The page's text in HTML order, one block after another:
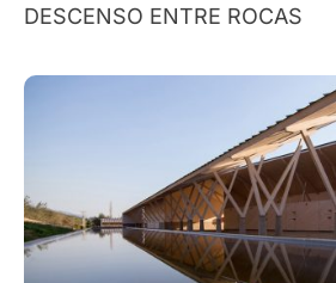
DESCENSO ENTRE ROCAS